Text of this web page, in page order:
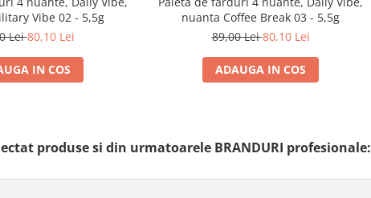
Vibe 02 - 5,5g
Lei80,10 Lei
IN COS
nuanta Coffee Break 03 - 5,5g
89,00 Lei80,10 Lei
ADAUGA IN COS
produse si din urmatoarele BRANDURI profesionale: